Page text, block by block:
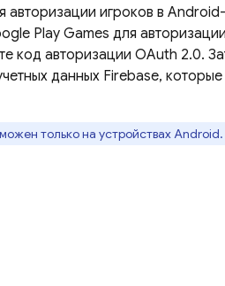
авторизации игроков в
Play Games для
код авторизации OAuth 2.0.
данных Firebase,
только на устройствах Android.